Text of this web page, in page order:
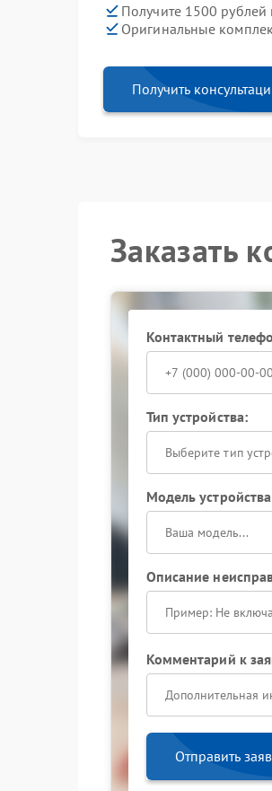
Получите 1500 рублей
Оригинальные
Получить
Заказать
Контактный
Тип устройства:
Выберите тип
Модель
Описание
Комментарий к
Отправить